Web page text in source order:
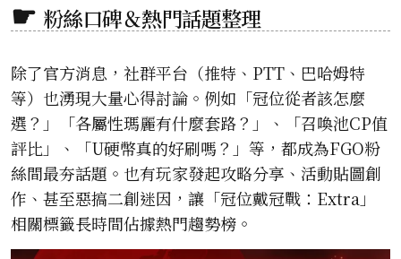
粉絲口碑＆熱門話題整理
除了官方消息，社群平台（推特、PTT、巴哈姆特
等）也湧現大量心得討論。例如「冠位從者該怎麼
選？」「各屬性瑪麗有什麼套路？」、「召喚池CP值
評比」、「U硬幣真的好刷嗎？」等，都成為FGO粉
絲間最夯話題。也有玩家發起攻略分享、活動貼圖創
作、甚至惡搞二創迷因，讓「冠位戴冠戰：Extra」
相關標籤長時間佔據熱門趨勢榜。